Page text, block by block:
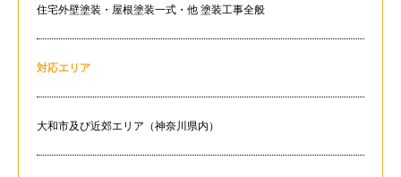
住宅外壁塗装・屋根塗装一式・他 塗装工事全般
対応エリア
大和市及び近郊エリア（神奈川県内）